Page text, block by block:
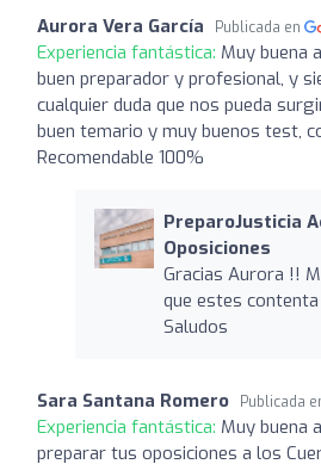
Aurora Vera García Publicada en
Experiencia fantástica: Muy buena
buen preparador y profesional, y
cualquier duda que nos pueda
buen temario y muy buenos test,
Recomendable 100%
PreparoJusticia
Oposiciones
Gracias Aurora !!
que estes
Saludos
Sara Santana Romero Publicada
Experiencia fantástica: Muy buena
preparar tus oposiciones a los